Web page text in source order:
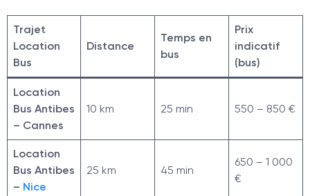
Trajet
Location
Bus
Distance
Temps en
bus
Prix
indicatif
(bus)
Location
Bus Antibes
– Cannes
10 km 25 min 550 – 850 €
Location
Bus Antibes
– Nice
25 km 45 min
650 – 1 000
€